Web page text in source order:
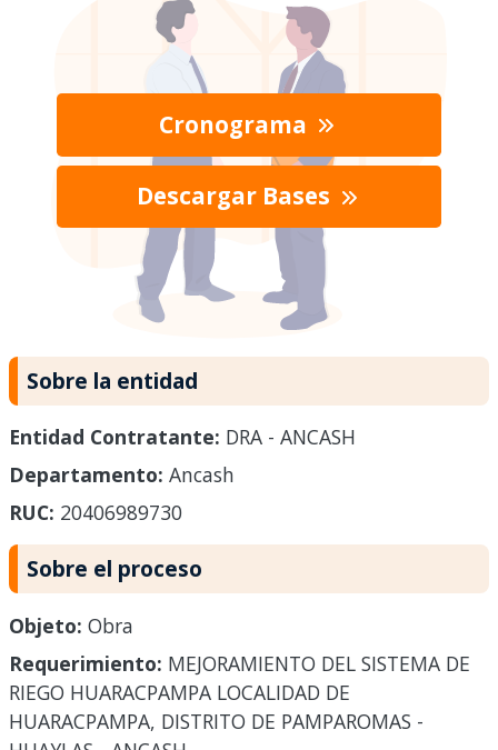
Cronograma
Descargar Bases
Sobre la entidad
Entidad Contratante: DRA - ANCASH
Departamento: Ancash
RUC: 20406989730
Sobre el proceso
Objeto: Obra
Requerimiento: MEJORAMIENTO DEL SISTEMA DE
RIEGO HUARACPAMPA LOCALIDAD DE
HUARACPAMPA, DISTRITO DE PAMPAROMAS -